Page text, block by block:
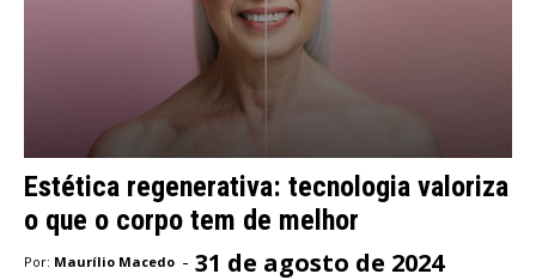
Estética regenerativa: tecnologia valoriza
o que o corpo tem de melhor
Por: Maurílio Macedo - 31 de agosto de 2024